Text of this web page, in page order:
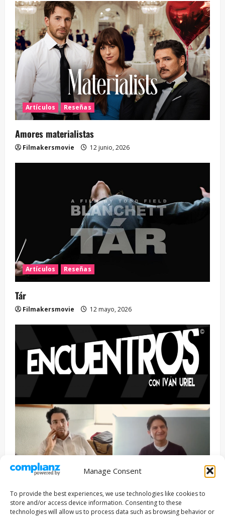
Manage Consent
To provide the best experiences, we use technologies like cookies to
store and/or access device information. Consenting to these
technologies will allow us to process data such as browsing behavior or
Artículos Reseñas
Amores materialistas
Filmakersmovie 12 junio, 2026
Artículos Reseñas
Tár
Filmakersmovie 12 mayo, 2026
Entrevista Series
ENCUENTROS CON IVÁN URIEL T3E22: JUAN PATRICIO
RIVEROLL